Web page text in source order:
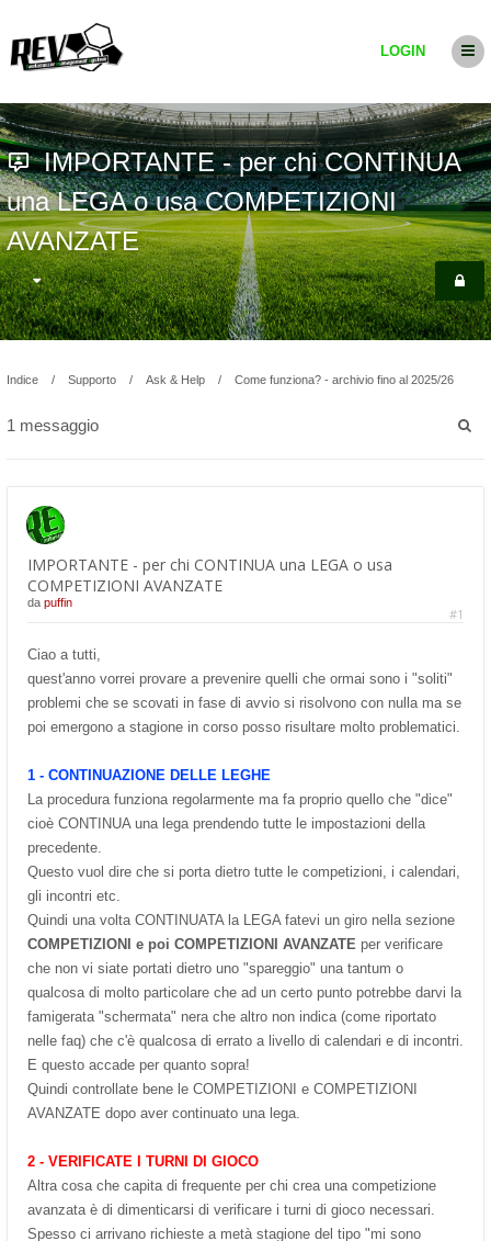
LOGIN
IMPORTANTE - per chi CONTINUA
una LEGA o usa COMPETIZIONI
AVANZATE
Indice Supporto Ask & Help Come funziona? - archivio fino al 2025/26
1 messaggio
IMPORTANTE - per chi CONTINUA una LEGA o usa
COMPETIZIONI AVANZATE
#1
da puffin
Ciao a tutti,
quest'anno vorrei provare a prevenire quelli che ormai sono i "soliti"
problemi che se scovati in fase di avvio si risolvono con nulla ma se
poi emergono a stagione in corso posso risultare molto problematici.
1 - CONTINUAZIONE DELLE LEGHE
La procedura funziona regolarmente ma fa proprio quello che "dice"
cioè CONTINUA una lega prendendo tutte le impostazioni della
precedente.
Questo vuol dire che si porta dietro tutte le competizioni, i calendari,
gli incontri etc.
Quindi una volta CONTINUATA la LEGA fatevi un giro nella sezione
COMPETIZIONI e poi COMPETIZIONI AVANZATE per verificare
che non vi siate portati dietro uno "spareggio" una tantum o
qualcosa di molto particolare che ad un certo punto potrebbe darvi la
famigerata "schermata" nera che altro non indica (come riportato
nelle faq) che c'è qualcosa di errato a livello di calendari e di incontri.
E questo accade per quanto sopra!
Quindi controllate bene le COMPETIZIONI e COMPETIZIONI
AVANZATE dopo aver continuato una lega.
2 - VERIFICATE I TURNI DI GIOCO
Altra cosa che capita di frequente per chi crea una competizione
avanzata è di dimenticarsi di verificare i turni di gioco necessari.
Spesso ci arrivano richieste a metà stagione del tipo "mi sono